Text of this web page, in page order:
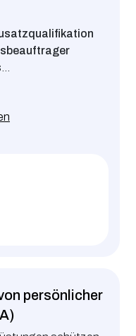
es, den Inhalt
persönlicher